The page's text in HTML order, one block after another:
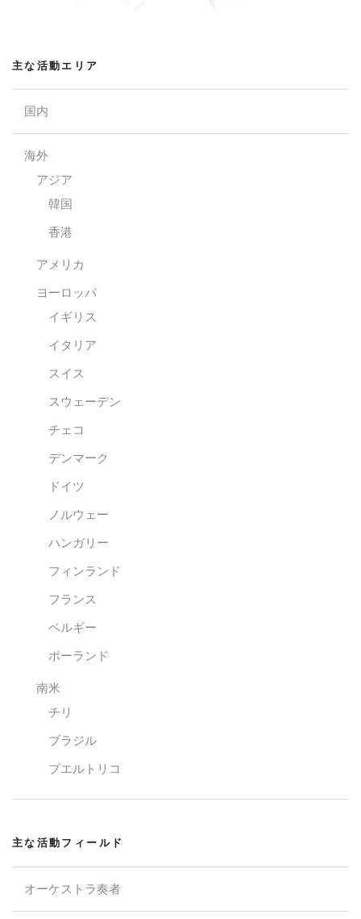
主な活動エリア
国内
海外
アジア
韓国
香港
アメリカ
ヨーロッパ
イギリス
イタリア
スイス
スウェーデン
チェコ
デンマーク
ドイツ
ノルウェー
ハンガリー
フィンランド
フランス
ベルギー
ポーランド
南米
チリ
ブラジル
プエルトリコ
主な活動フィールド
オーケストラ奏者